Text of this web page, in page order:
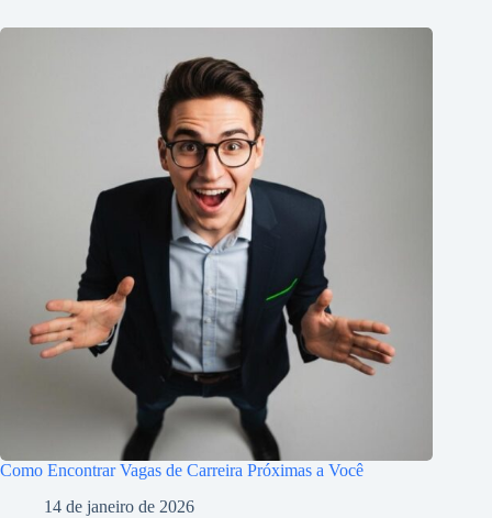
Como Encontrar Vagas de Carreira Próximas a Você
14 de janeiro de 2026